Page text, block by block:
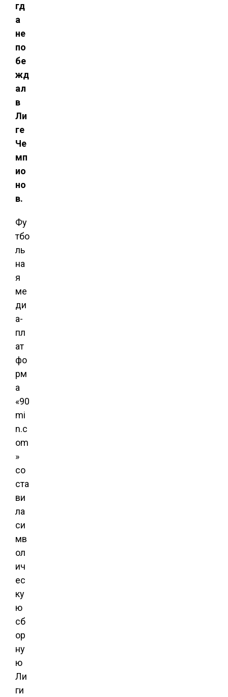
гд
а
не
по
бе
жд
ал
в
Ли
ге
Че
мп
ио
но
в.
Фу
тбо
ль
на
я
ме
ди
а-
пл
ат
фо
рм
а
«90
mi
n.c
om
»
со
ста
ви
ла
си
мв
ол
ич
ес
ку
ю
сб
ор
ну
ю
Ли
ги